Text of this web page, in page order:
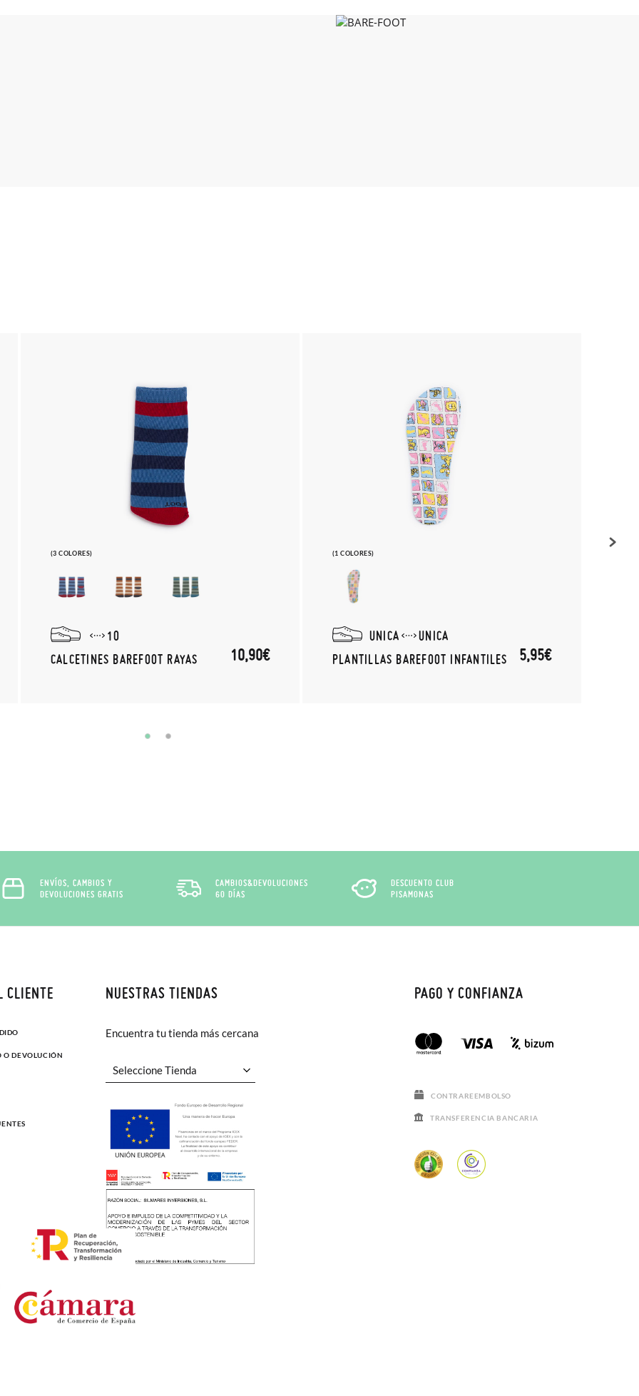
(3 COLORES)
10
CALCETINES BAREFOOT RAYAS
10,90€
(1 COLORES)
UNICA
UNICA
PLANTILLAS BAREFOOT INFANTILES
5,95€
ENVÍOS, CAMBIOS Y
DEVOLUCIONES GRATIS
CAMBIOS&DEVOLUCIONES
60 DÍAS
DESCUENTO CLUB
PISAMONAS
CLIENTE
O DEVOLUCIÓN
NUESTRAS TIENDAS
Encuentra tu tienda más cercana
PAGO Y CONFIANZA
CONTRAREEMBOLSO
TRANSFERENCIA BANCARIA